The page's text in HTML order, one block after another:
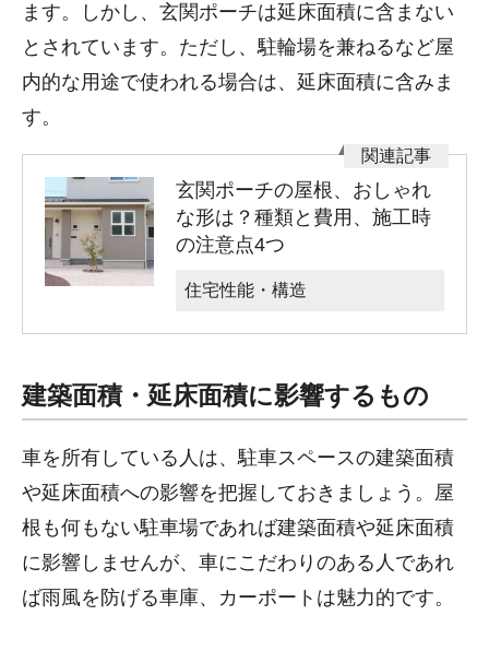
ます。しかし、玄関ポーチは延床面積に含まない
とされています。ただし、駐輪場を兼ねるなど屋
内的な用途で使われる場合は、延床面積に含みま
す。
玄関ポーチの屋根、おしゃれ
な形は？種類と費用、施工時
の注意点4つ
住宅性能・構造
建築面積・延床面積に影響するもの
車を所有している人は、駐車スペースの建築面積
や延床面積への影響を把握しておきましょう。屋
根も何もない駐車場であれば建築面積や延床面積
に影響しませんが、車にこだわりのある人であれ
ば雨風を防げる車庫、カーポートは魅力的です。